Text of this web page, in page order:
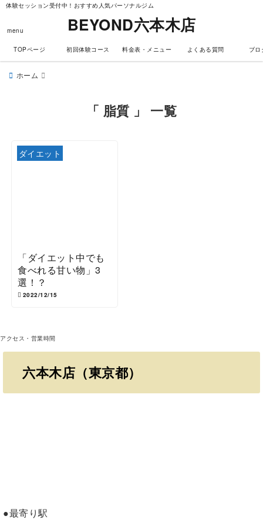
体験セッション受付中！おすすめ人気パーソナルジム
menu BEYOND六本木店
TOPページ 初回体験コース 料金表・メニュー よくある質問 ブロ
ホーム
「 脂質 」 一覧
ダイエット
「ダイエット中でも
食べれる甘い物」3
選！？
2022/12/15
アクセス・営業時間
六本木店（東京都）
●最寄り駅